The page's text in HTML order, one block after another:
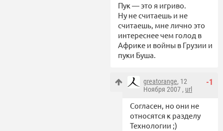
Пук — это я игриво.
Ну не считаешь и не
считаешь, мне лично это
интереснее чем голод в
Африке и войны в Грузии и
пуки Буша.
-1
greatorange, 12
Ноября 2007 , url
Согласен, но они не
относятся к разделу
Технологии ;)